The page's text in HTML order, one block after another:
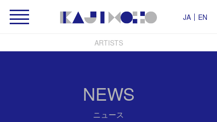
JA EN
ARTISTS
NEWS
ニュース